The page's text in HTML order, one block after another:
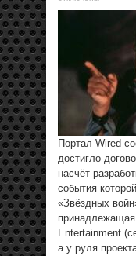
Портал Wired
достигло
насчёт
события
«Звёздных
Entertainment
а у руля